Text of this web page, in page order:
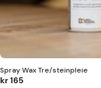
Spray Wax Tre/steinpleie
kr 165